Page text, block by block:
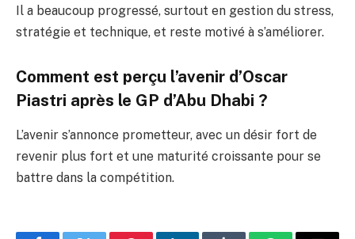
Il a beaucoup progressé, surtout en gestion du stress,
stratégie et technique, et reste motivé à s’améliorer.
Comment est perçu l’avenir d’Oscar
Piastri après le GP d’Abu Dhabi ?
L’avenir s’annonce prometteur, avec un désir fort de
revenir plus fort et une maturité croissante pour se
battre dans la compétition.